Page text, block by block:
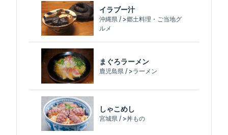
イラブー汁
沖縄県 / >郷土料理・ご当地グ
ルメ
まぐろラーメン
鹿児島県 / >ラーメン
しゃこめし
宮城県 / >丼もの